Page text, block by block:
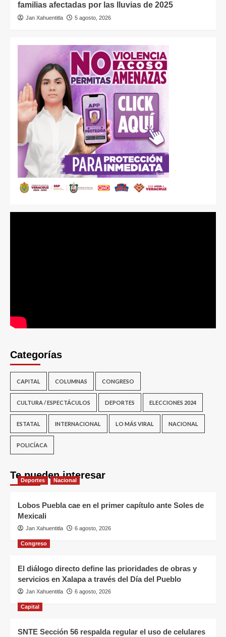
familias afectadas por las lluvias de 2025
Jan Xahuentitla 5 agosto, 2026
Categorías
CAPITAL COLUMNAS CONGRESO
CULTURA / ESPECTÁCULOS DEPORTES ELECCIONES 2024
ESTATAL INTERNACIONAL LO MÁS VIRAL NACIONAL
POLICÍACA
Te pueden interesar
Deportes Nacional
Lobos Puebla cae en el primer capítulo ante Soles de
Mexicali
Jan Xahuentitla 6 agosto, 2026
Congreso
El diálogo directo define las prioridades de obras y
servicios en Xalapa a través del Día del Pueblo
Jan Xahuentitla 6 agosto, 2026
Capital
SNTE Sección 56 respalda regular el uso de celulares